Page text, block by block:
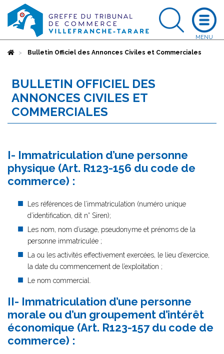
AccueilBulletin Officiel des Annonces Civiles et Commerciales
BULLETIN OFFICIEL DES
ANNONCES CIVILES ET
COMMERCIALES
I- Immatriculation d’une personne
physique (Art. R123-156 du code de
commerce) :
Les références de l’immatriculation (numéro unique
d’identification, dit n° Siren);
Les nom, nom d’usage, pseudonyme et prénoms de la
personne immatriculée ;
La ou les activités effectivement exercées, le lieu d’exercice,
la date du commencement de l’exploitation ;
Le nom commercial.
II- Immatriculation d’une personne
morale ou d’un groupement d’intérêt
économique (Art. R123-157 du code de
commerce) :